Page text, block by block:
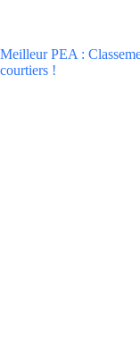
Meilleur PEA :
courtiers !